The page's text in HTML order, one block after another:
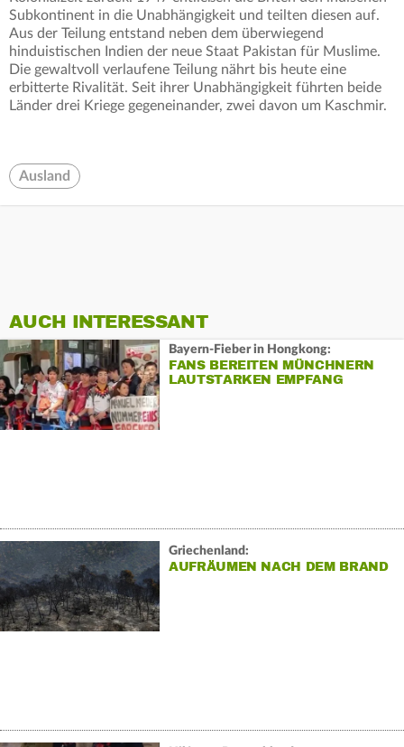
Subkontinent in die Unabhängigkeit und teilten diesen auf.
Aus der Teilung entstand neben dem überwiegend
hinduistischen Indien der neue Staat Pakistan für Muslime.
Die gewaltvoll verlaufene Teilung nährt bis heute eine
erbitterte Rivalität. Seit ihrer Unabhängigkeit führten beide
Länder drei Kriege gegeneinander, zwei davon um Kaschmir.
Ausland
AUCH INTERESSANT
Bayern-Fieber in Hongkong:
FANS BEREITEN MÜNCHNERN
LAUTSTARKEN EMPFANG
Griechenland:
AUFRÄUMEN NACH DEM BRAND